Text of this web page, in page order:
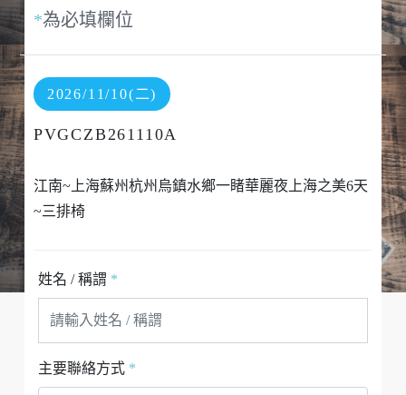
*為必填欄位
2026/11/10(二)
PVGCZB261110A
江南~上海蘇州杭州烏鎮水鄉一睹華麗夜上海之美6天
~三排椅
姓名 / 稱謂 *
主要聯絡方式 *